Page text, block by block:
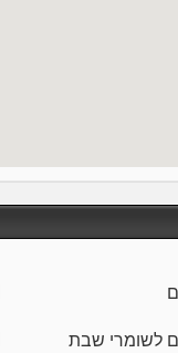
לשומרי שבת